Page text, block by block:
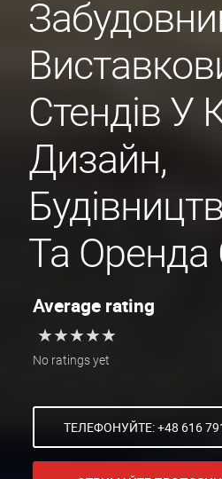
Стендів У
Дизайн,
Та Оренда
Average rating
★★★★★
★★★★★
No ratings yet
ТЕЛЕФОНУЙТЕ: +48 616